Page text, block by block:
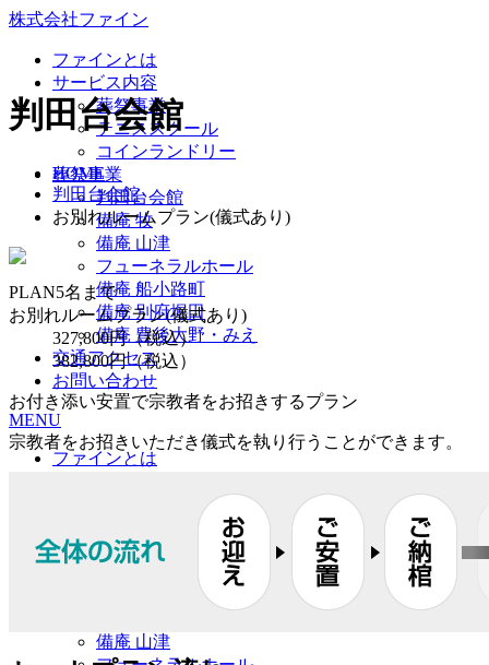
株式会社ファイン
ファインとは
サービス内容
葬祭事業
テニススクール
コインランドリー
葬祭事業
判田台会館
備庵 牧
備庵 山津
フューネラルホール
備庵 船小路町
備庵 別府堀田
備庵 豊後大野・みえ
交通アクセス
お問い合わせ
MENU
ファインとは
テニススクール
コインランドリー
備庵 山津
判田台会館
HOME
判田台会館
お別れルームプラン(儀式あり)
PLAN5名まで
お別れルームプラン(儀式あり)
327,800円（税込）
382,800円（税込）
お付き添い安置で宗教者をお招きするプラン
宗教者をお招きいただき儀式を執り行うことができます。